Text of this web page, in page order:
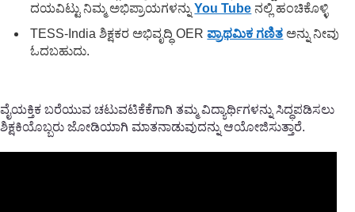
ದಯವಿಟ್ಟು ನಿಮ್ಮ ಅಭಿಪ್ರಾಯಗಳನ್ನುYou Tube ನಲ್ಲಿ ಹಂಚಿಕೊಳ್ಳಿ
TESS-India ಶಿಕ್ಷಕರ ಅಭಿವೃದ್ಧಿ OER ಪ್ರಾಥಮಿಕ ಗಣಿತ ಅನ್ನು ನೀವು
ಓದಬಹುದು.
ವೈಯಕ್ತಿಕ ಬರೆಯುವ ಚಟುವಟಿಕೆಕೆಗಾಗಿ ತಮ್ಮ ವಿದ್ಯಾರ್ಥಿಗಳನ್ನು ಸಿದ್ಧಪಡಿಸಲು
ಶಿಕ್ಷಕಿಯೊಬ್ಬರು ಜೋಡಿಯಾಗಿ ಮಾತನಾಡುವುದನ್ನು ಆಯೋಜಿಸುತ್ತಾರೆ.